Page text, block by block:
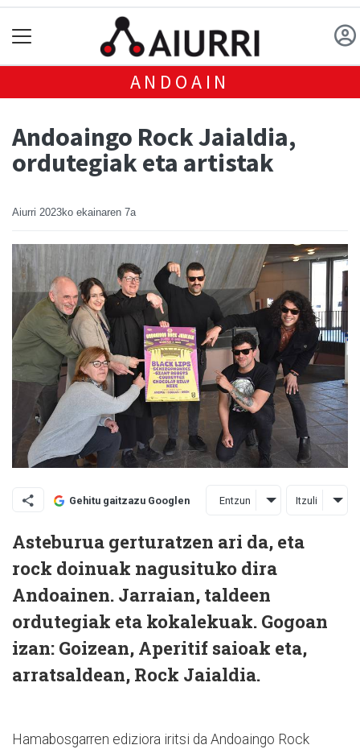
ANDOAIN
Andoaingo Rock Jaialdia,
ordutegiak eta artistak
Aiurri 2023ko ekainaren 7a
Gehitu gaitzazu Googlen Entzun Itzuli
Asteburua gerturatzen ari da, eta
rock doinuak nagusituko dira
Andoainen. Jarraian, taldeen
ordutegiak eta kokalekuak. Gogoan
izan: Goizean, Aperitif saioak eta,
arratsaldean, Rock Jaialdia.
Hamabosgarren ediziora iritsi da Andoaingo Rock